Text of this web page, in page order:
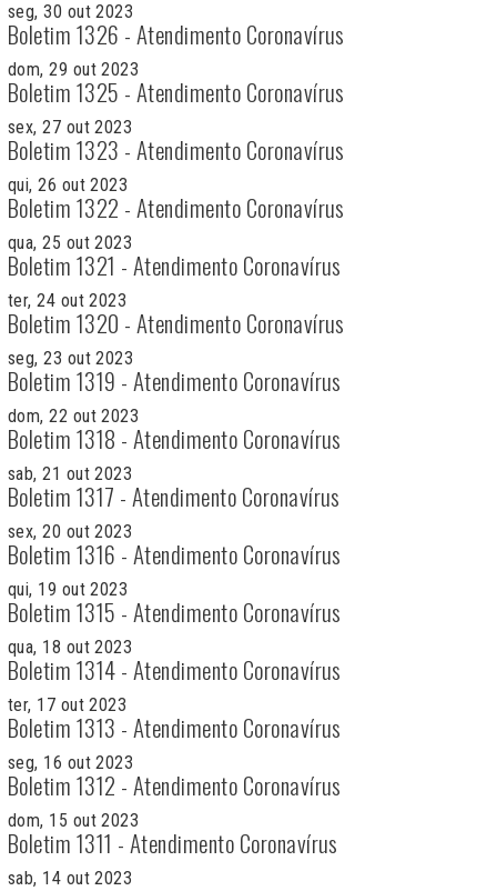
seg, 30 out 2023
Boletim 1326 - Atendimento Coronavírus
dom, 29 out 2023
Boletim 1325 - Atendimento Coronavírus
sex, 27 out 2023
Boletim 1323 - Atendimento Coronavírus
qui, 26 out 2023
Boletim 1322 - Atendimento Coronavírus
qua, 25 out 2023
Boletim 1321 - Atendimento Coronavírus
ter, 24 out 2023
Boletim 1320 - Atendimento Coronavírus
seg, 23 out 2023
Boletim 1319 - Atendimento Coronavírus
dom, 22 out 2023
Boletim 1318 - Atendimento Coronavírus
sab, 21 out 2023
Boletim 1317 - Atendimento Coronavírus
sex, 20 out 2023
Boletim 1316 - Atendimento Coronavírus
qui, 19 out 2023
Boletim 1315 - Atendimento Coronavírus
qua, 18 out 2023
Boletim 1314 - Atendimento Coronavírus
ter, 17 out 2023
Boletim 1313 - Atendimento Coronavírus
seg, 16 out 2023
Boletim 1312 - Atendimento Coronavírus
dom, 15 out 2023
Boletim 1311 - Atendimento Coronavírus
sab, 14 out 2023